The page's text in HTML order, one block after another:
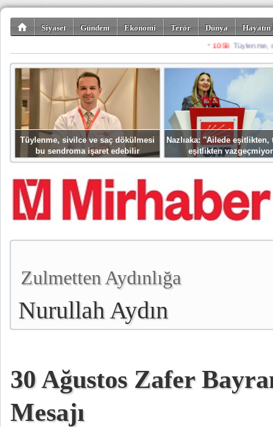
Siyaset Gündem Ekonomi Terör Dünya
Spor Misafir
Tüylenme, sivilce ve saç dökülmesi
bu sendroma işaret edebilir
Nazlıaka: ''Ailede eşitlikten,
eşitlikten
Zulmetten Aydınlığa
Nurullah Aydın
30 Ağustos Zafer
Mesajı